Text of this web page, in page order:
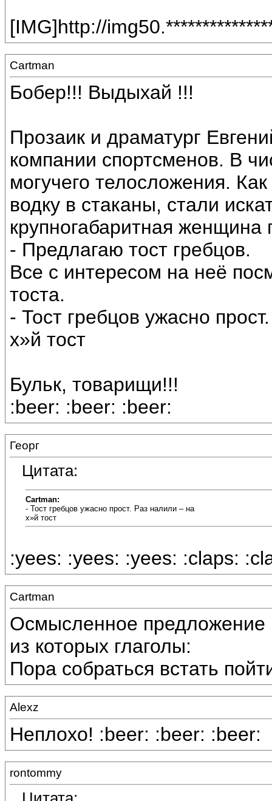
[IMG]http://
Cartman
Бобер!!! Выдыхай !!!
Прозаик и драматург
компании спортсменов. В
могучего телосложения.
водку в стаканы, стали
крупногабаритная
- Предлагаю тост гребцов.
Все с интересом на неё
тоста.
- Тост гребцов ужасно
х»й тост
Бульк, товарищи!!!
:beer: :beer: :beer:
Георг
Цитата:
Cartman:
- Тост гребцов ужасно прост. Раз налили – на
х»й тост
:yees: :yees: :yees: :claps:
Cartman
Осмысленное предложение
из которых глаголы:
Пора собраться встать
Alexz
Неплохо! :beer: :beer: :beer:
rontommy